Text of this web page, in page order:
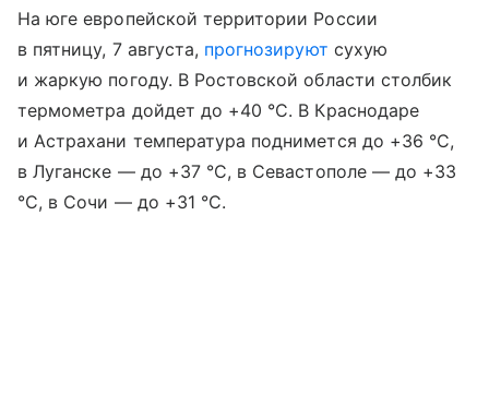
На юге европейской территории России
в пятницу, 7 августа, прогнозируют сухую
и жаркую погоду. В Ростовской области столбик
термометра дойдет до +40 °С. В Краснодаре
и Астрахани температура поднимется до +36 °С,
в Луганске — до +37 °С, в Севастополе — до +33
°С, в Сочи — до +31 °С.